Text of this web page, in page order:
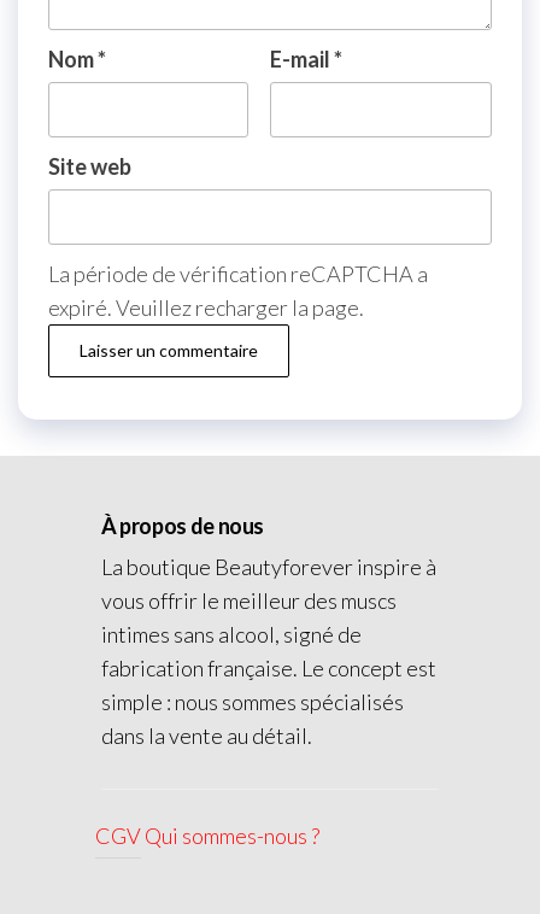
Nom* E-mail*
Site web
La période de vérification reCAPTCHA a
expiré. Veuillez recharger la page.
À propos de nous
La boutique Beautyforever inspire à
vous offrir le meilleur des muscs
intimes sans alcool, signé de
fabrication française. Le concept est
simple : nous sommes spécialisés
dans la vente au détail.
CGVQui sommes-nous ?